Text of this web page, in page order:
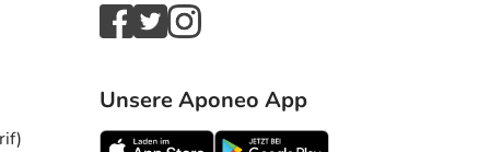
Unsere Aponeo App